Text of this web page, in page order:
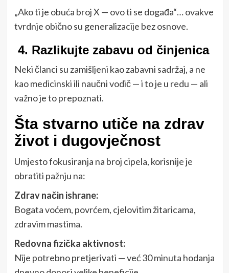
„Ako ti je obuća broj X — ovo ti se događa“… ovakve
tvrdnje obično su generalizacije bez osnove.
4. Razlikujte zabavu od činjenica
Neki članci su zamišljeni kao zabavni sadržaj, a ne
kao medicinski ili naučni vodič — i to je u redu — ali
važno je to prepoznati.
Šta stvarno utiče na zdrav
život i dugovječnost
Umjesto fokusiranja na broj cipela, korisnije je
obratiti pažnju na:
Zdrav način ishrane:
Bogata voćem, povrćem, cjelovitim žitaricama,
zdravim mastima.
Redovna fizička aktivnost:
Nije potrebno pretjerivati — već 30 minuta hodanja